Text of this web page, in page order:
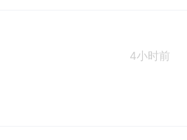
4小时前